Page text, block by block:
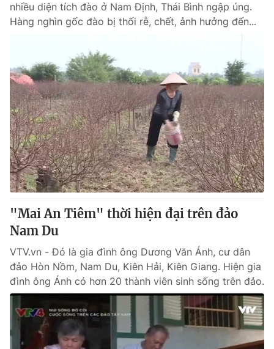
nhiều diện tích đào ở Nam Định, Thái Bình ngập úng.
Hàng nghìn gốc đào bị thối rễ, chết, ảnh hưởng đến...
"Mai An Tiêm" thời hiện đại trên đảo
Nam Du
VTV.vn - Đó là gia đình ông Dương Văn Ánh, cư dân
đảo Hòn Nồm, Nam Du, Kiên Hải, Kiên Giang. Hiện gia
đình ông Ánh có hơn 20 thành viên sinh sống trên đảo.